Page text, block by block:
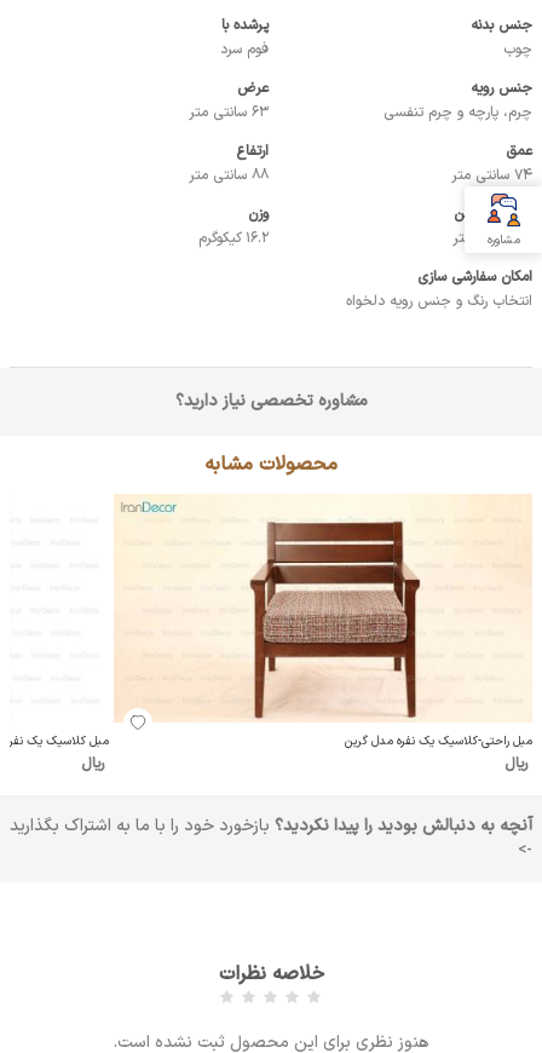
جنس بدنه
چوب
پرشده با
فوم سرد
جنس رویه
چرم، پارچه و چرم تنفسی
عرض
63 سانتی متر
عمق
74 سانتی متر
ارتفاع
88 سانتی متر
ارتفاع نشیمن
46 سانتی متر
وزن
16.2 کیکوگرم
امکان سفارشی سازی
انتخاب رنگ و جنس رویه دلخواه
مشاوره تخصصی نیاز دارید؟
محصولات مشابه
مبل راحتی-کلاسیک یک نفره مدل گرین
ریال
مبل کلاسیک یک نفره
ریال
آنچه به دنبالش بودید را پیدا نکردید؟ بازخورد خود را با ما به اشتراک بگذارید
->
خلاصه نظرات
هنوز نظری برای این محصول ثبت نشده است.
مشاوره